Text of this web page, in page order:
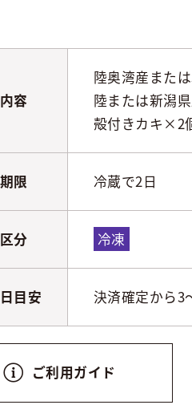
容
陸奥湾産また
陸または新潟
殻付きカキ×2
限 冷蔵で2日
分 冷凍
目安 決済確定から3
ご利用ガイド